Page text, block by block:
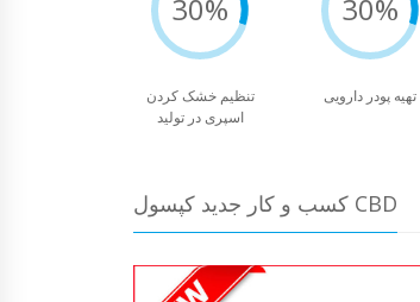
30%
تنظیم خشک کردن
اسپری در تولید
30%
تهیه پودر دارویی
کسب و کار جدید کپسول CBD